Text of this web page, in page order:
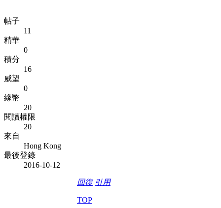
帖子
11
精華
0
積分
16
威望
0
緣幣
20
閱讀權限
20
來自
Hong Kong
最後登錄
2016-10-12
回復 引用
TOP